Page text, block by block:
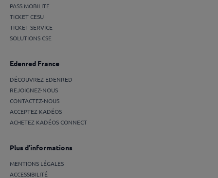
PASS MOBILITE
TICKET CESU
TICKET SERVICE
SOLUTIONS CSE
Edenred France
DÉCOUVREZ EDENRED
REJOIGNEZ-NOUS
CONTACTEZ-NOUS
ACCEPTEZ KADÉOS
ACHETEZ KADÉOS CONNECT
Plus d’informations
MENTIONS LÉGALES
ACCESSIBILITÉ